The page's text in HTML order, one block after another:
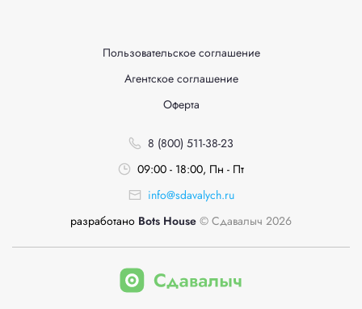
Пользовательское соглашение
Агентское соглашение
Оферта
8 (800) 511-38-23
09:00 - 18:00, Пн - Пт
info@sdavalych.ru
разработано Bots House © Сдавалыч 2026